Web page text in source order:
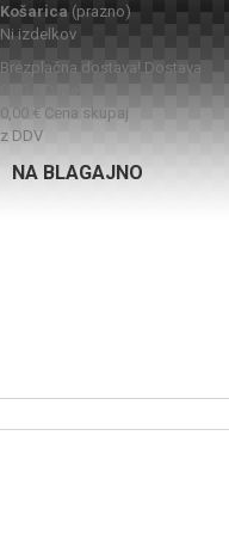
Košarica (prazno)
Ni izdelkov
Brezplačna dostava! Dostava
0,00 € Cena skupaj
z DDV
NA BLAGAJNO